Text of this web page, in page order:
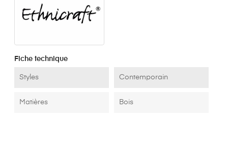
Fiche technique
Styles Contemporain
Matières Bois